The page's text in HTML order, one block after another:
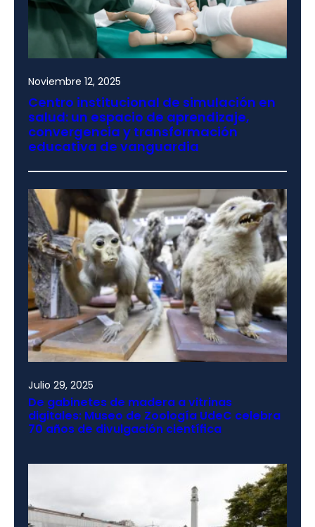
Noviembre 12, 2025
Centro institucional de simulación en
salud: un espacio de aprendizaje,
convergencia y transformación
educativa de vanguardia
Julio 29, 2025
De gabinetes de madera a vitrinas
digitales: Museo de Zoología UdeC celebra
70 años de divulgación científica